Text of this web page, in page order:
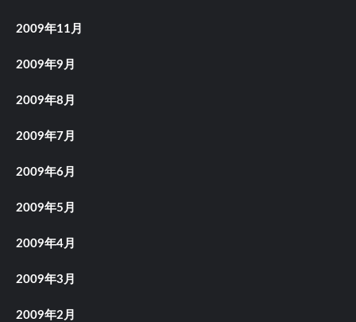
2009年11月
2009年9月
2009年8月
2009年7月
2009年6月
2009年5月
2009年4月
2009年3月
2009年2月